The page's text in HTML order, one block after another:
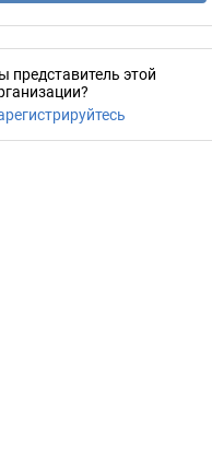
представитель этой